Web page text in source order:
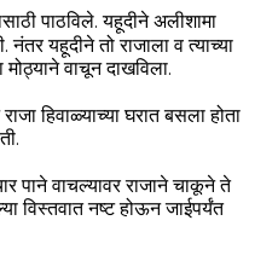
पाठविले. यहूदीने अलीशामा
यहूदीने तो राजाला व त्याच्या
वाचून दाखविला.
हिवाळ्याच्या घरात बसला होता
पाने वाचल्यावर राजाने चाकूने ते
विस्तवात नष्ट होऊन जाईपर्यंत